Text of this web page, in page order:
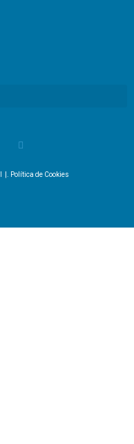
|. Política de Cookies